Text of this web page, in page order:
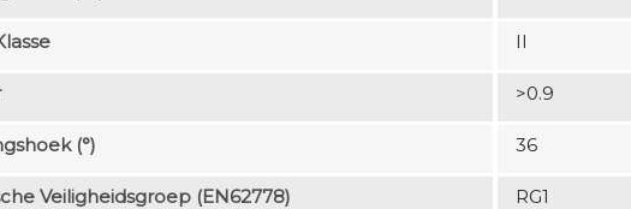
II
>0.9
(°) 36
Veiligheidsgroep (EN62778) RG1